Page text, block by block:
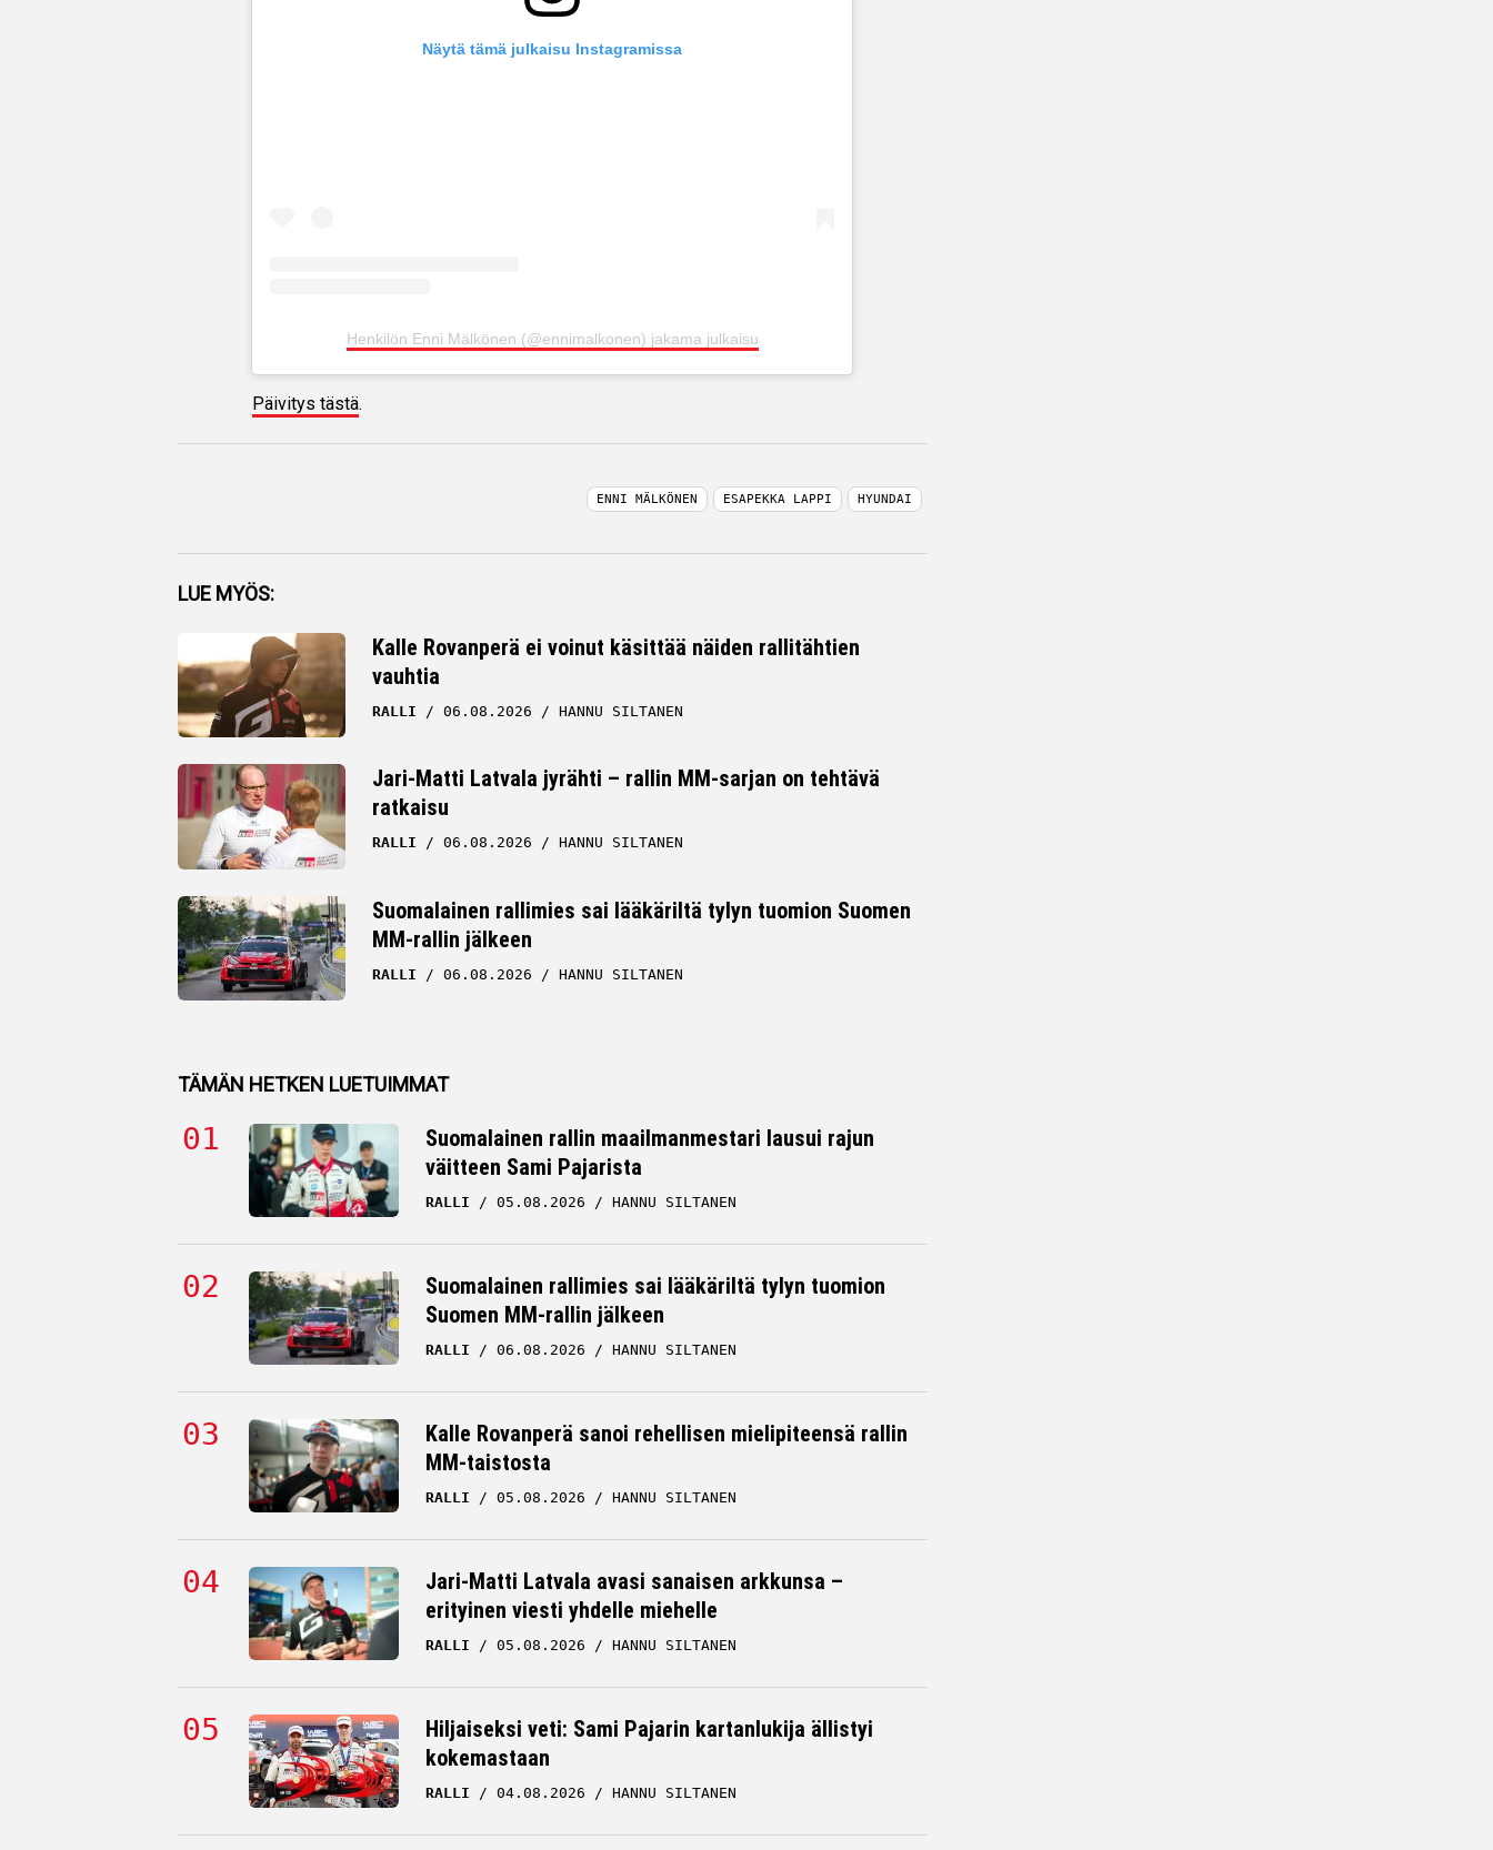
Näytä tämä julkaisu Instagramissa
Henkilön Enni Mälkönen (@ennimalkonen) jakama julkaisu
Päivitys tästä.
Facebook
Whatsapp
ENNI MÄLKÖNEN ESAPEKKA LAPPI HYUNDAI
LUE MYÖS:
Kalle Rovanperä ei voinut käsittää näiden rallitähtien
vauhtia
RALLI 06.08.2026 HANNU SILTANEN
Jari-Matti Latvala jyrähti – rallin MM-sarjan on tehtävä
ratkaisu
RALLI 06.08.2026 HANNU SILTANEN
Suomalainen rallimies sai lääkäriltä tylyn tuomion Suomen
MM-rallin jälkeen
RALLI 06.08.2026 HANNU SILTANEN
TÄMÄN HETKEN LUETUIMMAT
Suomalainen rallin maailmanmestari lausui rajun
väitteen Sami Pajarista
RALLI 05.08.2026 HANNU SILTANEN
Suomalainen rallimies sai lääkäriltä tylyn tuomion
Suomen MM-rallin jälkeen
RALLI 06.08.2026 HANNU SILTANEN
Kalle Rovanperä sanoi rehellisen mielipiteensä rallin
MM-taistosta
RALLI 05.08.2026 HANNU SILTANEN
Jari-Matti Latvala avasi sanaisen arkkunsa –
erityinen viesti yhdelle miehelle
RALLI 05.08.2026 HANNU SILTANEN
Hiljaiseksi veti: Sami Pajarin kartanlukija ällistyi
kokemastaan
RALLI 04.08.2026 HANNU SILTANEN